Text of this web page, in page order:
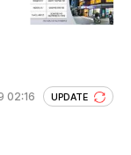
02:16 UPDATE